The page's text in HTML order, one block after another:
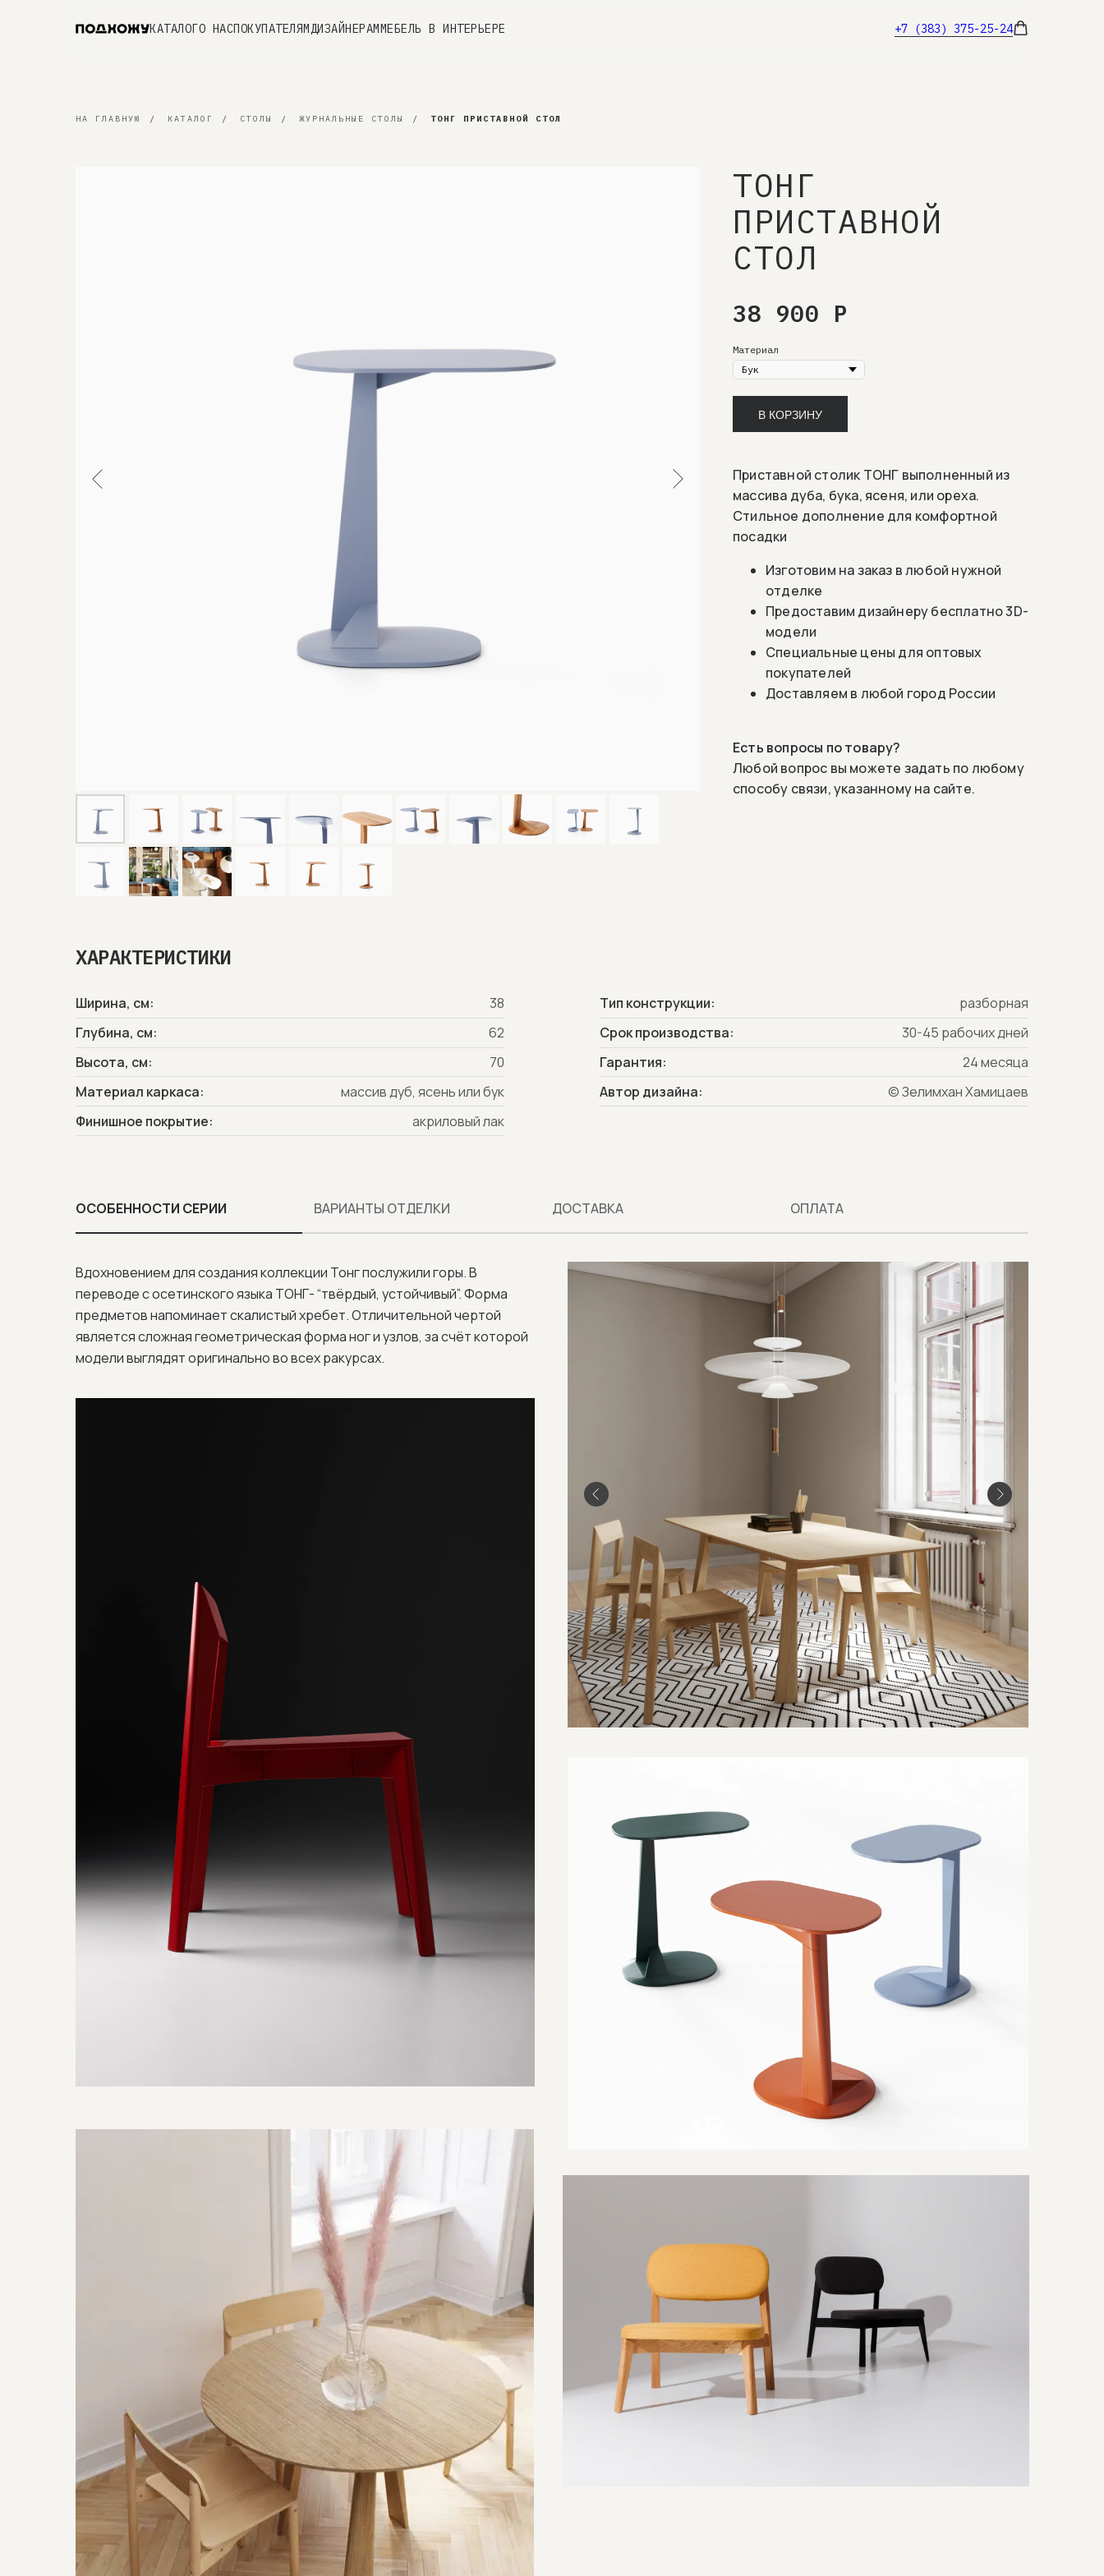
КАТАЛОГО НАСПОКУПАТЕЛЯМДИЗАЙНЕРАММЕБЕЛЬ В ИНТЕРЬЕРЕ +7 (383) 375-25-24
НА ГЛАВНУЮ / КАТАЛОГ / СТОЛЫ / ЖУРНАЛЬНЫЕ СТОЛЫ / ТОНГ ПРИСТАВНОЙ СТОЛ
ТОНГ
ПРИСТАВНОЙ
СТОЛ
38 900 Р
Материал
В КОРЗИНУ
Приставной столик ТОНГ выполненный из
массива дуба, бука, ясеня, или ореха.
Стильное дополнение для комфортной
посадки
Изготовим на заказ в любой нужной
отделке
Предоставим дизайнеру бесплатно 3D-
модели
Специальные цены для оптовых
покупателей
Доставляем в любой город России
Есть вопросы по товару?
Любой вопрос вы можете задать по любому
способу связи, указанному на сайте.
ХАРАКТЕРИСТИКИ
Ширина, см:
38
Глубина, см:
62
Высота, см:
70
Материал каркаса:
массив дуб, ясень или бук
Финишное покрытие:
акриловый лак
Тип конструкции:
разборная
Срок производства:
30-45 рабочих дней
Гарантия:
24 месяца
Автор дизайна:
© Зелимхан Хамицаев
ОСОБЕННОСТИ СЕРИИ ВАРИАНТЫ ОТДЕЛКИ ДОСТАВКА ОПЛАТА
Вдохновением для создания коллекции Тонг послужили горы. В
переводе с осетинского языка ТОНГ- “твёрдый, устойчивый”. Форма
предметов напоминает скалистый хребет. Отличительной чертой
является сложная геометрическая форма ног и узлов, за счёт которой
модели выглядят оригинально во всех ракурсах.